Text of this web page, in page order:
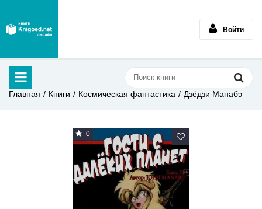
Войти
Главная Книги Космическая фантастика Дзёдзи Манабэ
0